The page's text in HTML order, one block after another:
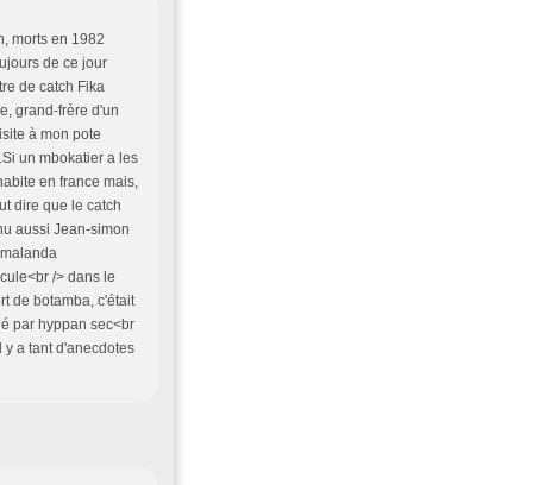
morts en 1982
de ce jour
de catch Fika
grand-frère d'un
à mon pote
un mbokatier a les
en france mais,
dire que le catch
aussi Jean-simon
/> dans le
de botamba, c'était
par hyppan sec<br
a tant d'anecdotes